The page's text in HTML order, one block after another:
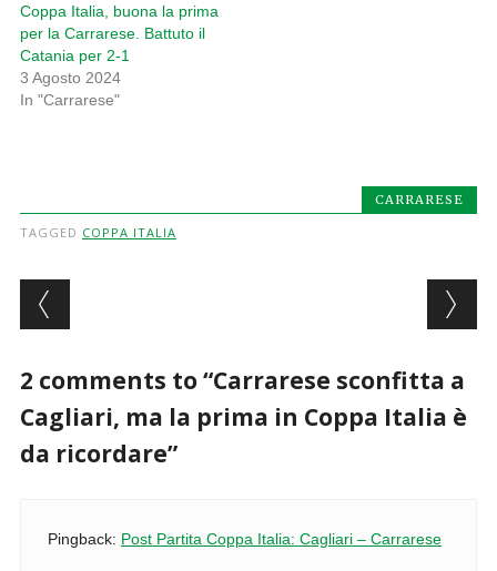
Coppa Italia, buona la prima
per la Carrarese. Battuto il
Catania per 2-1
3 Agosto 2024
In "Carrarese"
CARRARESE
TAGGED COPPA ITALIA
Post navigation
2 comments to “Carrarese sconfitta a
Cagliari, ma la prima in Coppa Italia è
da ricordare”
Pingback: Post Partita Coppa Italia: Cagliari – Carrarese